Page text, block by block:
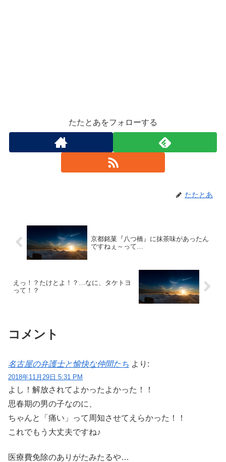
たたとあをフォローする
たたとあ
京都銘菓『八つ橋』に抹茶味があったん
ですねぇ～って…
えっ！？たけとよ！？…なに、タケトヨ
って！？
コメント
名古屋の弁護士と愉快な仲間たち より:
2018年11月29日 5:31 PM
よし！解放されてよかったよかった！！
思春期の男の子なのに、
ちゃんと「痛い」って周知させてえらかった！！
これでもう大丈夫ですね♪
医療費免除のありがたみたるや…